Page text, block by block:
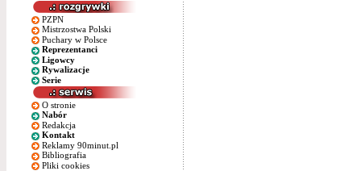
PZPN
Mistrzostwa Polski
Puchary w Polsce
Reprezentanci
Ligowcy
Rywalizacje
Serie
O stronie
Nabór
Redakcja
Kontakt
Reklamy 90minut.pl
Bibliografia
Pliki cookies